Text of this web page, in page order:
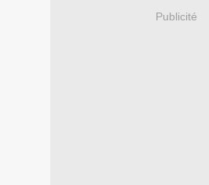
Publicité